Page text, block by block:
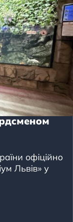
офіційно
Львів» у